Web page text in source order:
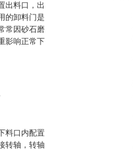
出料口，出
的卸料门是
常因砂石磨
影响正常下
料口内配置
转轴，转轴